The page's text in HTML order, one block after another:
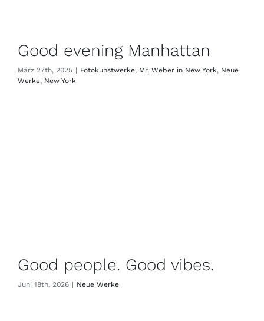
Good evening Manhattan
März 27th, 2025 | Fotokunstwerke, Mr. Weber in New York, Neue
Werke, New York
Good people. Good vibes.
Juni 18th, 2026 | Neue Werke